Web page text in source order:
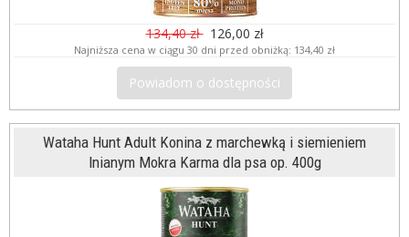
134,40 zł 126,00 zł
Najniższa cena w ciągu 30 dni przed obniżką: 134,40 zł
Powiadom o dostępności
Wataha Hunt Adult Konina z marchewką i siemieniem
lnianym Mokra Karma dla psa op. 400g